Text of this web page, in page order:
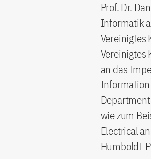
Prof. Dr.
Informatik
Vereinigtes
Vereinigtes
an das
Information
wie zum
Electrical
Humboldt-